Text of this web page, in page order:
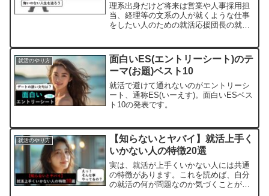
理系出身だけど将来は営業や人事採用担
当、経理等の文系の人が就くような仕事
をしたい人のための就活応援団長の就活
就活のやり方
面白いES(エントリーシート)のテ
ーマ(お題)ベスト10
就活で避けて通れないのがエントリーシ
ート、通称ES(いーえす)。面白いESベス
ト10の発表です。
就活のやり方
【知らないとヤバイ】就活上手く
いかない人の特徴20選
実は、就活が上手くいかない人には共通
の特徴があります。これを読めば、自分
の就活の何が問題なのか気づくことがで